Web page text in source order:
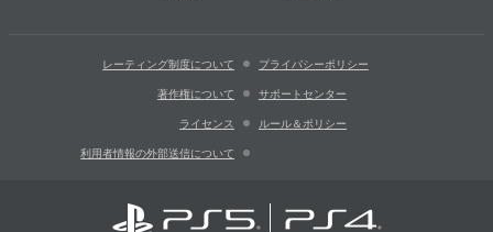
レーティング制度について プライバシーポリシー
著作権について サポートセンター
ライセンス ルール＆ポリシー
利用者情報の外部送信について